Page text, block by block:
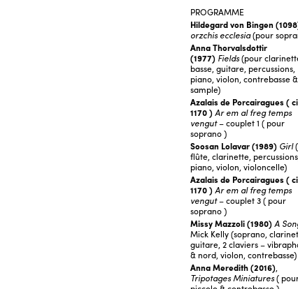
PROGRAMME
Hildegard von Bingen
orzchis ecclesia(pour
Anna Thorvalsdottir
(1977) Fields(pour
basse, guitare, percussions,
piano, violon, contrebasse &
sample)
Azalais de Porcairagues(
1170 )Ar em al freg temps
vengut– couplet 1 ( pour
soprano )
Soosan Lolavar (1989) Girl
flûte, clarinette,
piano, violon, violoncelle)
Azalais de Porcairagues(
1170 )Ar em al freg temps
vengut– couplet 3 ( pour
soprano )
Missy Mazzoli (1980)A
Mick Kelly (soprano,
guitare, 2 claviers –
& nord, violon, contrebasse)
Anna Meredith (2016),
Tripotages Miniatures(